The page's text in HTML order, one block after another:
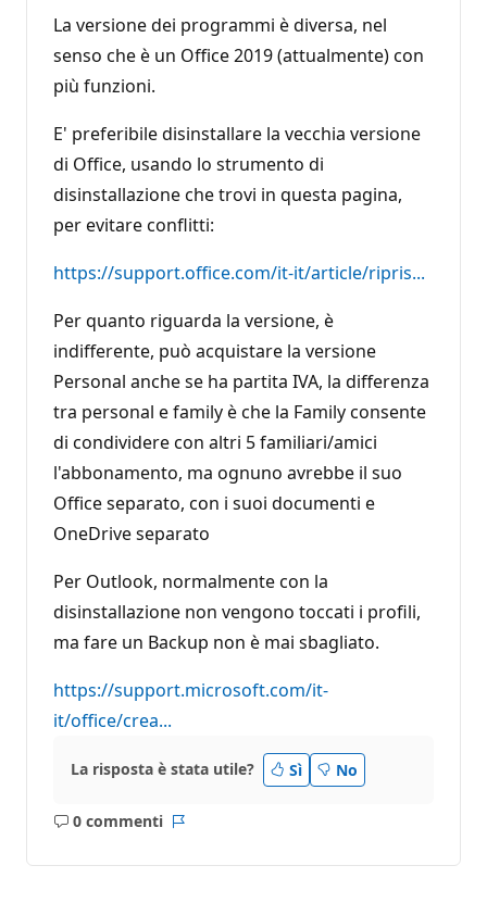
a
i
n
La versione dei programmi è diversa, nel
senso che è un Office 2019 (attualmente) con
più funzioni.
E' preferibile disinstallare la vecchia versione
di Office, usando lo strumento di
disinstallazione che trovi in questa pagina,
per evitare conflitti:
https://support.office.com/it-it/article/ripris...
Per quanto riguarda la versione, è
indifferente, può acquistare la versione
Personal anche se ha partita IVA, la differenza
tra personal e family è che la Family consente
di condividere con altri 5 familiari/amici
l'abbonamento, ma ognuno avrebbe il suo
Office separato, con i suoi documenti e
OneDrive separato
Per Outlook, normalmente con la
disinstallazione non vengono toccati i profili,
ma fare un Backup non è mai sbagliato.
https://support.microsoft.com/it-
it/office/crea...
La risposta è stata utile? Sì No
0 commenti
Nessun